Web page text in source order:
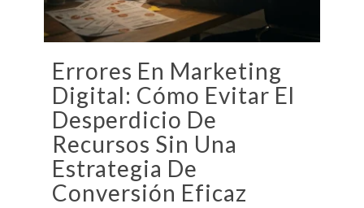
Errores En Marketing
Digital: Cómo Evitar El
Desperdicio De
Recursos Sin Una
Estrategia De
Conversión Eficaz